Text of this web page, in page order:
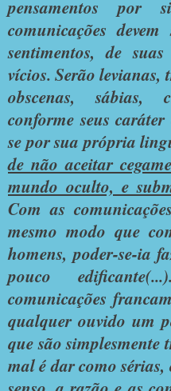
pensamentos por
comunicações
sentimentos, de
vícios. Serão levianas,
obscenas, sábias,
conforme seus caráter
se por sua própria
de não aceitar
mundo oculto, e
Com as
mesmo modo que
homens, poder-se-ia
pouco
comunicações
qualquer ouvido um
que são
mal é dar como